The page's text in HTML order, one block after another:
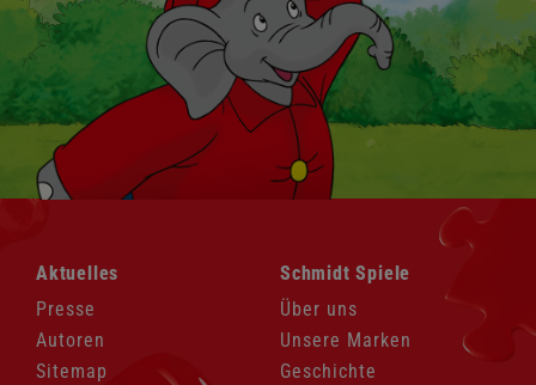
Navigation
überspringen
Aktuelles
Presse
Autoren
Sitemap
Navigation
überspringen
Schmidt Spiele
Über uns
Unsere Marken
Geschichte